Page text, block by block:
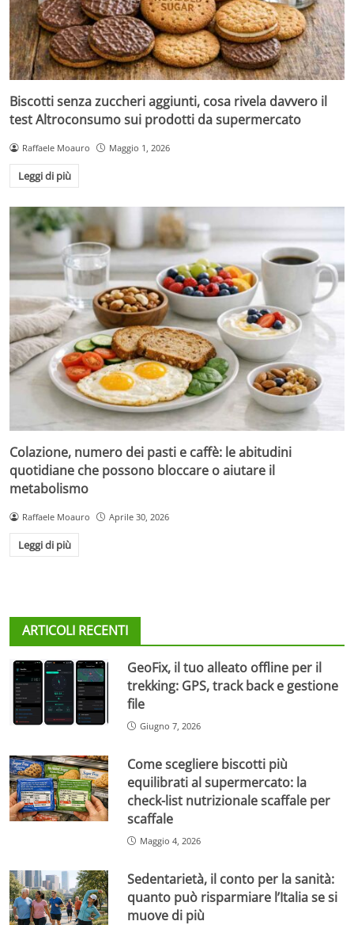
Biscotti senza zuccheri aggiunti, cosa rivela davvero il
test Altroconsumo sui prodotti da supermercato
Raffaele Moauro Maggio 1, 2026
Leggi di più
Colazione, numero dei pasti e caffè: le abitudini
quotidiane che possono bloccare o aiutare il
metabolismo
Raffaele Moauro Aprile 30, 2026
Leggi di più
ARTICOLI RECENTI
GeoFix, il tuo alleato offline per il
trekking: GPS, track back e gestione
file
Giugno 7, 2026
Come scegliere biscotti più
equilibrati al supermercato: la
check-list nutrizionale scaffale per
scaffale
Maggio 4, 2026
Sedentarietà, il conto per la sanità:
quanto può risparmiare l’Italia se si
muove di più